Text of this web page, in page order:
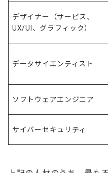
デザイナー（サービス、
UX/UI、グラフィック）
データサイエンティスト
ソフトウェアエンジニア
サイバーセキュリティ